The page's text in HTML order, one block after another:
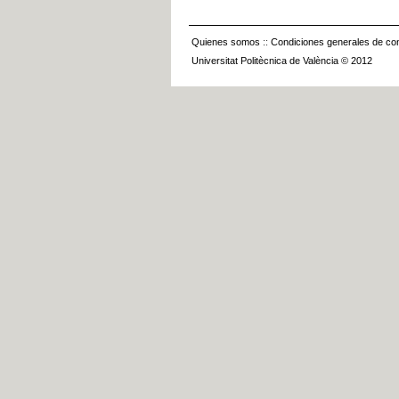
Quienes somos :: Condiciones generales de
Universitat Politècnica de València © 2012